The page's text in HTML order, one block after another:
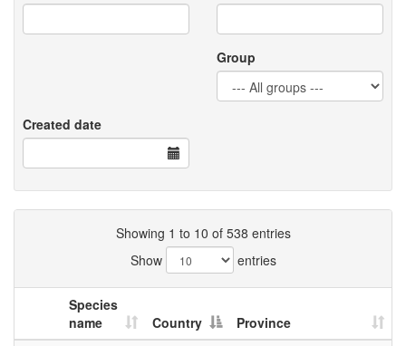
Group
Created date
Showing 1 to 10 of 538 entries
Show
entries
Species
name
Country
Province